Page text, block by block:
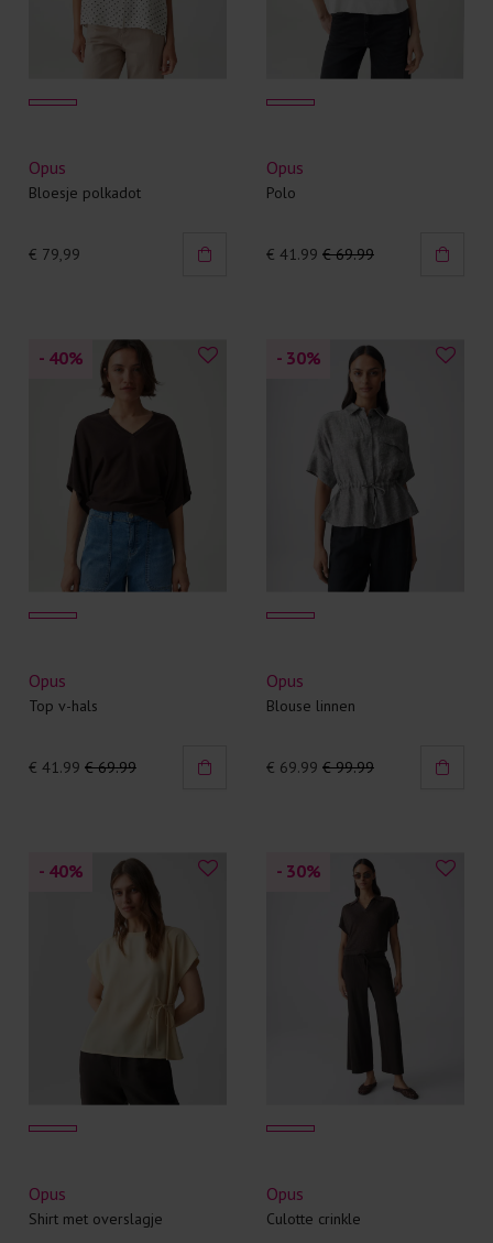
Opus
Bloesje polkadot
€ 79,99
Opus
Polo
€ 41.99 € 69.99
- 40%
Opus
Top v-hals
€ 41.99 € 69.99
- 30%
Opus
Blouse linnen
€ 69.99 € 99.99
- 40%
Opus
Shirt met overslagje
- 30%
Opus
Culotte crinkle